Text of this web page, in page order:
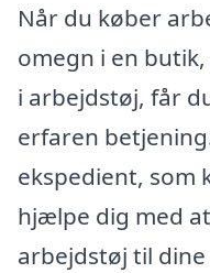
Når du køber
omegn i en
i arbejdstøj, får
erfaren
ekspedient, som
hjælpe dig med
arbejdstøj til dine